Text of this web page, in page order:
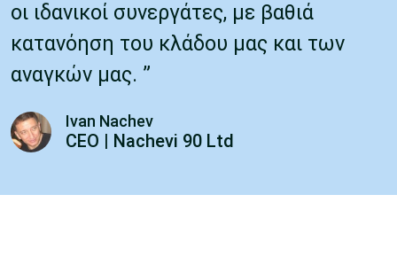
οι ιδανικοί συνεργάτες, με βαθιά
κατανόηση του κλάδου μας και των
αναγκών μας. ”
Ivan Nachev
CEO | Nachevi 90 Ltd